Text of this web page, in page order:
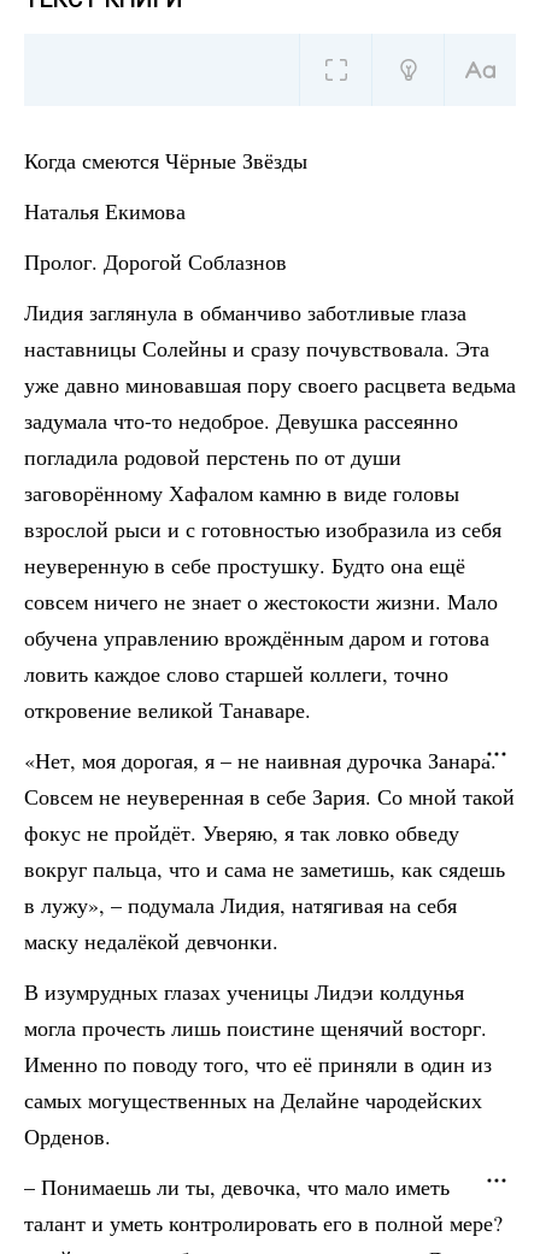
Когда смеются Чёрные Звёзды
Наталья Екимова
Пролог. Дорогой Соблазнов
Лидия заглянула в обманчиво заботливые глаза
наставницы Солейны и сразу почувствовала. Эта
уже давно миновавшая пору своего расцвета ведьма
задумала что-то недоброе. Девушка рассеянно
погладила родовой перстень по от души
заговорённому Хафалом камню в виде головы
взрослой рыси и с готовностью изобразила из себя
неуверенную в себе простушку. Будто она ещё
совсем ничего не знает о жестокости жизни. Мало
обучена управлению врождённым даром и готова
ловить каждое слово старшей коллеги, точно
откровение великой Танаваре.
«Нет, моя дорогая, я – не наивная дурочка Занара.
Совсем не неуверенная в себе Зария. Со мной такой
фокус не пройдёт. Уверяю, я так ловко обведу
вокруг пальца, что и сама не заметишь, как сядешь
в лужу», – подумала Лидия, натягивая на себя
маску недалёкой девчонки.
В изумрудных глазах ученицы Лидэи колдунья
могла прочесть лишь поистине щенячий восторг.
Именно по поводу того, что её приняли в один из
самых могущественных на Делайне чародейских
Орденов.
– Понимаешь ли ты, девочка, что мало иметь
талант и уметь контролировать его в полной мере?